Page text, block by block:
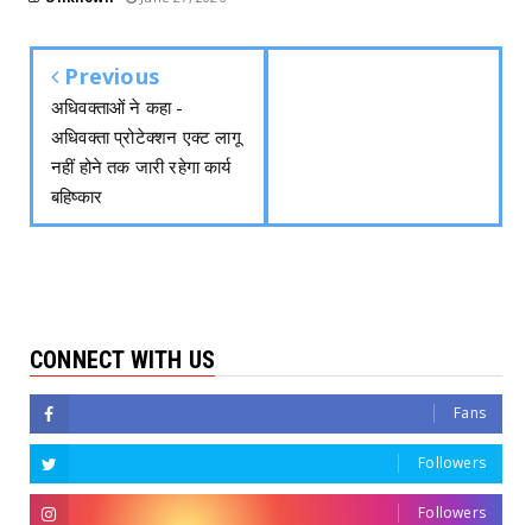
Previous
अधिवक्ताओं ने कहा -
अधिवक्ता प्रोटेक्शन एक्ट लागू
नहीं होने तक जारी रहेगा कार्य
बहिष्कार
CONNECT WITH US
Fans
Followers
Followers